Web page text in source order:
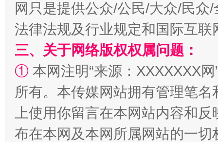
网只是提供公众/公民/大众/民
法律法规及行业规定和国际互
三、关于网络版权权属问题：
① 本网注明“来源：XXXXXXX
所有。本传媒网站拥有管理笔
上使用你留言在本网站内容和
布在本网及本网所属网站的一